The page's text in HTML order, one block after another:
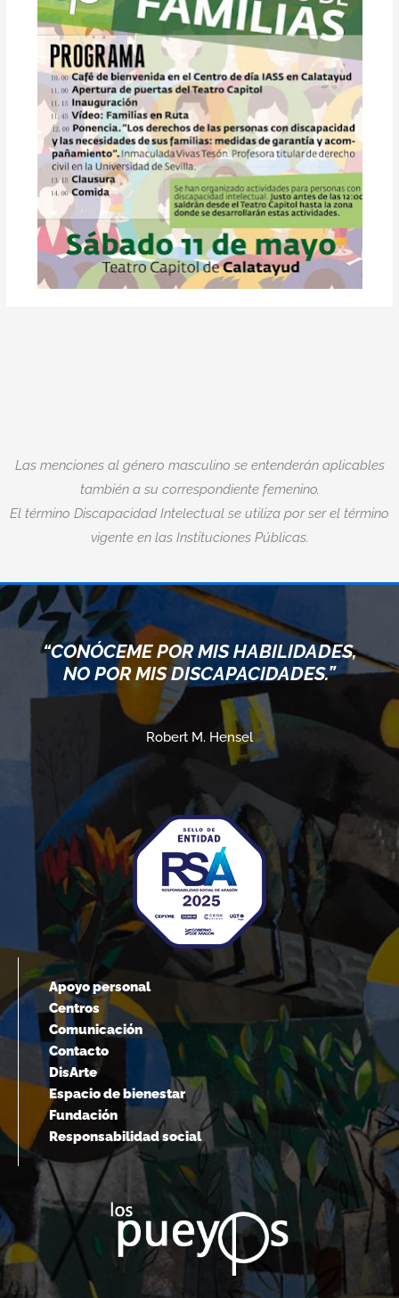
Las menciones al género masculino se entenderán aplicables
también a su correspondiente femenino.
El término Discapacidad Intelectual se utiliza por ser el término
vigente en las Instituciones Públicas.
“CONÓCEME POR MIS HABILIDADES,
NO POR MIS DISCAPACIDADES.”
Robert M. Hensel
Apoyo personal
Centros
Comunicación
Contacto
DisArte
Espacio de bienestar
Fundación
Responsabilidad social